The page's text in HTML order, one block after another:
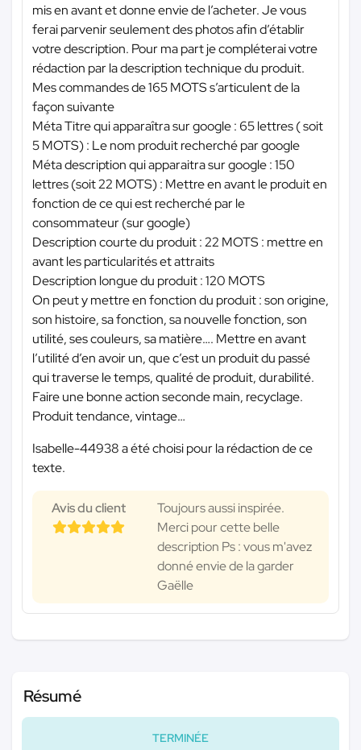
mis en avant et donne envie de l’acheter. Je vous
ferai parvenir seulement des photos afin d’établir
votre description. Pour ma part je compléterai votre
rédaction par la description technique du produit.
Mes commandes de 165 MOTS s’articulent de la
façon suivante
Méta Titre qui apparaîtra sur google : 65 lettres ( soit
5 MOTS) : Le nom produit recherché par google
Méta description qui apparaitra sur google : 150
lettres (soit 22 MOTS) : Mettre en avant le produit en
fonction de ce qui est recherché par le
consommateur (sur google)
Description courte du produit : 22 MOTS : mettre en
avant les particularités et attraits
Description longue du produit : 120 MOTS
On peut y mettre en fonction du produit : son origine,
son histoire, sa fonction, sa nouvelle fonction, son
utilité, ses couleurs, sa matière…. Mettre en avant
l’utilité d’en avoir un, que c’est un produit du passé
qui traverse le temps, qualité de produit, durabilité.
Faire une bonne action seconde main, recyclage.
Produit tendance, vintage…
Isabelle-44938 a été choisi pour la rédaction de ce
texte.
Avis du client
Toujours aussi inspirée.
Merci pour cette belle
description Ps : vous m'avez
donné envie de la garder
Gaëlle
Résumé
TERMINÉE